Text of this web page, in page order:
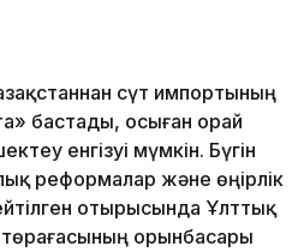
сүт импортының
бастады, осыған орай
енгізуі мүмкін. Бүгін
реформалар және өңірлік
отырысында Ұлттық
төрағасының орынбасары